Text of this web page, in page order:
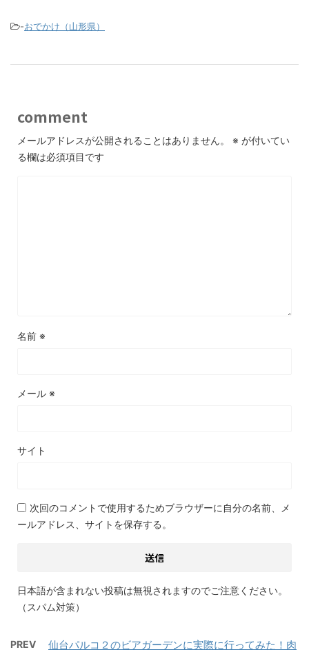
-おでかけ（山形県）
comment
メールアドレスが公開されることはありません。 ※ が付いてい
る欄は必須項目です
名前 ※
メール ※
サイト
次回のコメントで使用するためブラウザーに自分の名前、メ
ールアドレス、サイトを保存する。
日本語が含まれない投稿は無視されますのでご注意ください。
（スパム対策）
PREV
仙台パルコ２のビアガーデンに実際に行ってみた！肉